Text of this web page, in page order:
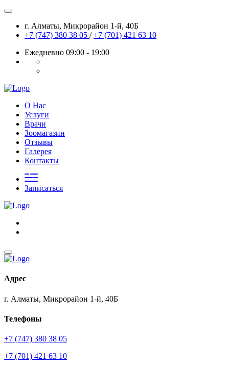
г. Алматы, Микрорайон 1-й, 40Б
+7 (747) 380 38 05 /+7 (701) 421 63 10
Ежедневно 09:00 - 19:00
О Нас
Услуги
Врачи
Зоомагазин
Отзывы
Галерея
Контакты
Записаться
Адрес
г. Алматы, Микрорайон 1-й, 40Б
Телефоны
+7 (747) 380 38 05
+7 (701) 421 63 10